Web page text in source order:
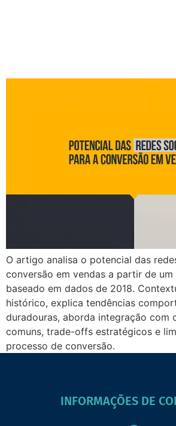
O artigo analisa o potencial das
conversão em vendas a partir de
baseado em dados de 2018.
histórico, explica tendências
duradouras, aborda integração com
comuns, trade-offs estratégicos e
processo de conversão.
INFORMAÇÕES DE